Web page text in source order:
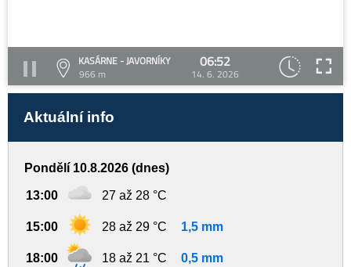
KASÁRNE - JAVORNÍKY
966 m
06:52
14. 6. 2026
Aktuální info
Pondělí 10.8.2026 (dnes)
13:00 27 až 28 °C
15:00 28 až 29 °C 1,5 mm
18:00 18 až 21 °C 0,5 mm